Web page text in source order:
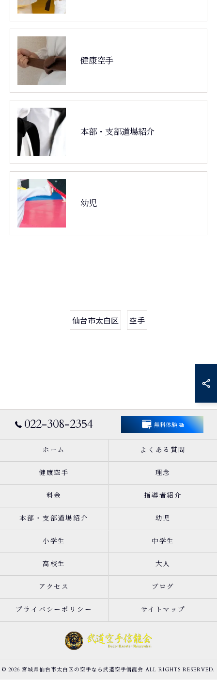
健康空手
本部・支部道場紹介
幼児
仙台市太白区 空手
022-308-2354 無料体験
ホーム よくある質問
健康空手 理念
料金 指導者紹介
本部・支部道場紹介 幼児
小学生 中学生
高校生 大人
アクセス ブログ
プライバシーポリシー サイトマップ
© 2026 宮城県仙台市太白区の空手なら武道空手信龍会 ALL RIGHTS RESERVED.